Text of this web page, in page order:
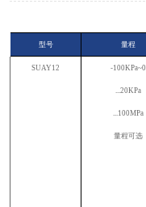
型号 量程
SUAY12 -100KPa~0
...20KPa
...100MPa
量程可选